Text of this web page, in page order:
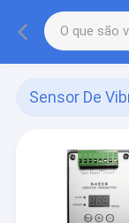
Sensor De